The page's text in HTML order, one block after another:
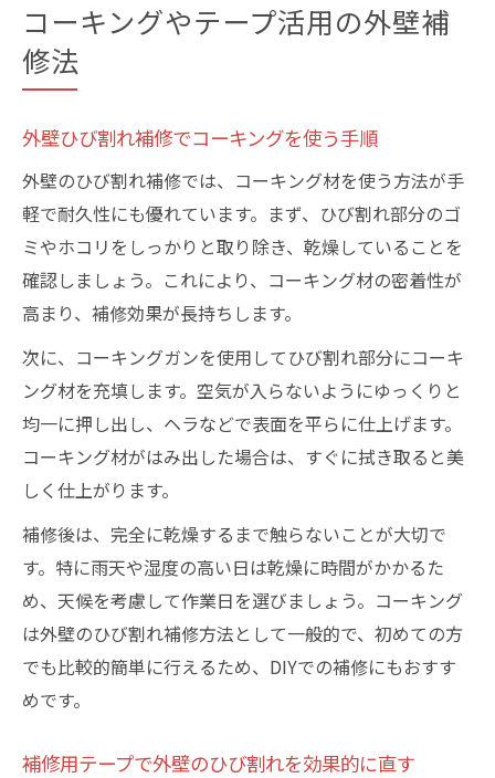
コーキングやテープ活用の外壁補
修法
外壁ひび割れ補修でコーキングを使う手順
外壁のひび割れ補修では、コーキング材を使う方法が手
軽で耐久性にも優れています。まず、ひび割れ部分のゴ
ミやホコリをしっかりと取り除き、乾燥していることを
確認しましょう。これにより、コーキング材の密着性が
高まり、補修効果が長持ちします。
次に、コーキングガンを使用してひび割れ部分にコーキ
ング材を充填します。空気が入らないようにゆっくりと
均一に押し出し、ヘラなどで表面を平らに仕上げます。
コーキング材がはみ出した場合は、すぐに拭き取ると美
しく仕上がります。
補修後は、完全に乾燥するまで触らないことが大切で
す。特に雨天や湿度の高い日は乾燥に時間がかかるた
め、天候を考慮して作業日を選びましょう。コーキング
は外壁のひび割れ補修方法として一般的で、初めての方
でも比較的簡単に行えるため、DIYでの補修にもおすす
めです。
補修用テープで外壁のひび割れを効果的に直す